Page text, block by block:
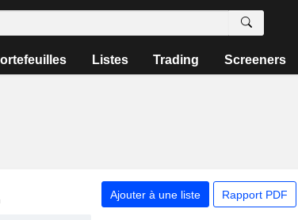
Listes Trading Screeners
Ajouter à une liste Rapport PDF